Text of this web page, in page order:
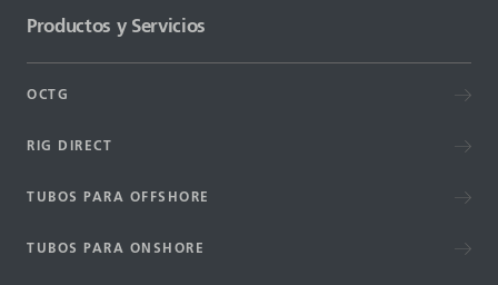
Productos y Servicios
OCTG
RIG DIRECT
TUBOS PARA OFFSHORE
TUBOS PARA ONSHORE